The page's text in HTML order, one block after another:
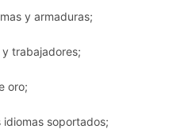
y armaduras;
y trabajadores;
oro;
soportados;